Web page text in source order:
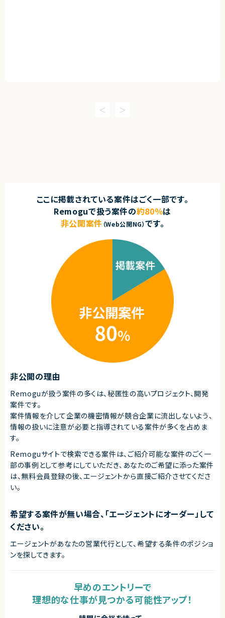
ここに掲載されている案件はごく一部です。
Remoguで扱う案件の約80％は
非公開案件 （Web公開NG）です。
非公開の理由
Remoguが扱う案件の多くは、秘匿性の高いプロジェクト、開発
案件です。
案件情報を介して企業の機密情報が競合企業に流出しないよう、
情報の扱いに注意が必要と指導されている案件が多くを占めま
す。
Remoguサイトで検索できる案件は、ご紹介可能な案件のごく一
部の事例として参考にしていただき、 あなたのご希望に添った案件
は、無料会員登録の後、エージェントから直接ご紹介させてくださ
い。
希望する案件が無い場合、「エージェントにオーダー」して
ください。
エージェントがあなたの営業代行として、希望する条件のポジショ
ンを探してきます。
早めのエントリーで
理想的な仕事が見つかる可能性アップ！